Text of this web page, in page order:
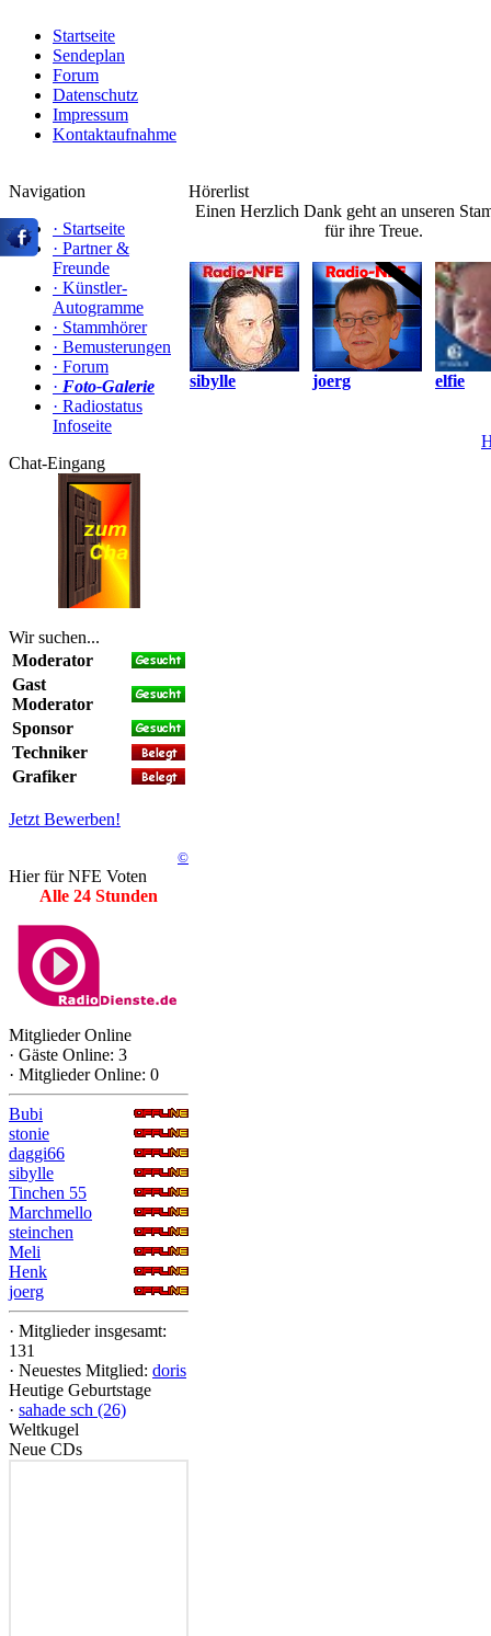
Startseite
Sendeplan
Forum
Datenschutz
Impressum
Kontaktaufnahme
Navigation
· Startseite
· Partner &
Freunde
· Künstler-
Autogramme
· Stammhörer
· Bemusterungen
· Forum
· Foto-Galerie
· Radiostatus
Infoseite
Chat-Eingang
Wir suchen...
Moderator
Gast
Moderator
Sponsor
Techniker
Grafiker
Jetzt Bewerben!
©
Hier für NFE Voten
Alle 24 Stunden
Mitglieder Online
· Gäste Online: 3
· Mitglieder Online: 0
Bubi
stonie
daggi66
sibylle
Tinchen 55
Marchmello
steinchen
Meli
Henk
joerg
· Mitglieder insgesamt:
131
· Neuestes Mitglied: doris
Heutige Geburtstage
· sahade sch (26)
Weltkugel
Neue CDs
Hörerlist
Einen Herzlich Dank geht an unseren
für ihre Treue.
sibylle joerg elfie